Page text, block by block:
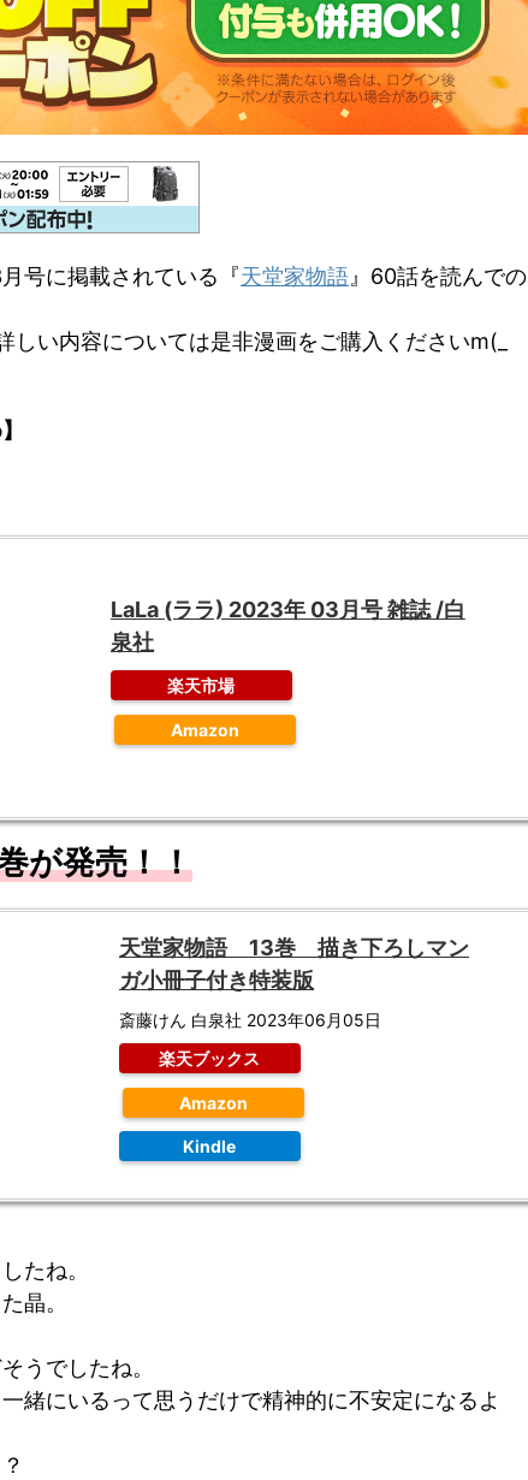
号に掲載されている『天堂家物語 』60話を読んでの
しい内容については是非漫画をご購入くださいm(_
LaLa (ララ) 2023年 03月号 雑誌 /白
泉社
楽天市場
Amazon
が発売！！
天堂家物語 13巻 描き下ろしマン
ガ小冊子付き特装版
斎藤けん 白泉社 2023年06月05日
楽天ブックス
Amazon
Kindle
たね。
晶。
うでしたね。
緒にいるって思うだけで精神的に不安定になるよ